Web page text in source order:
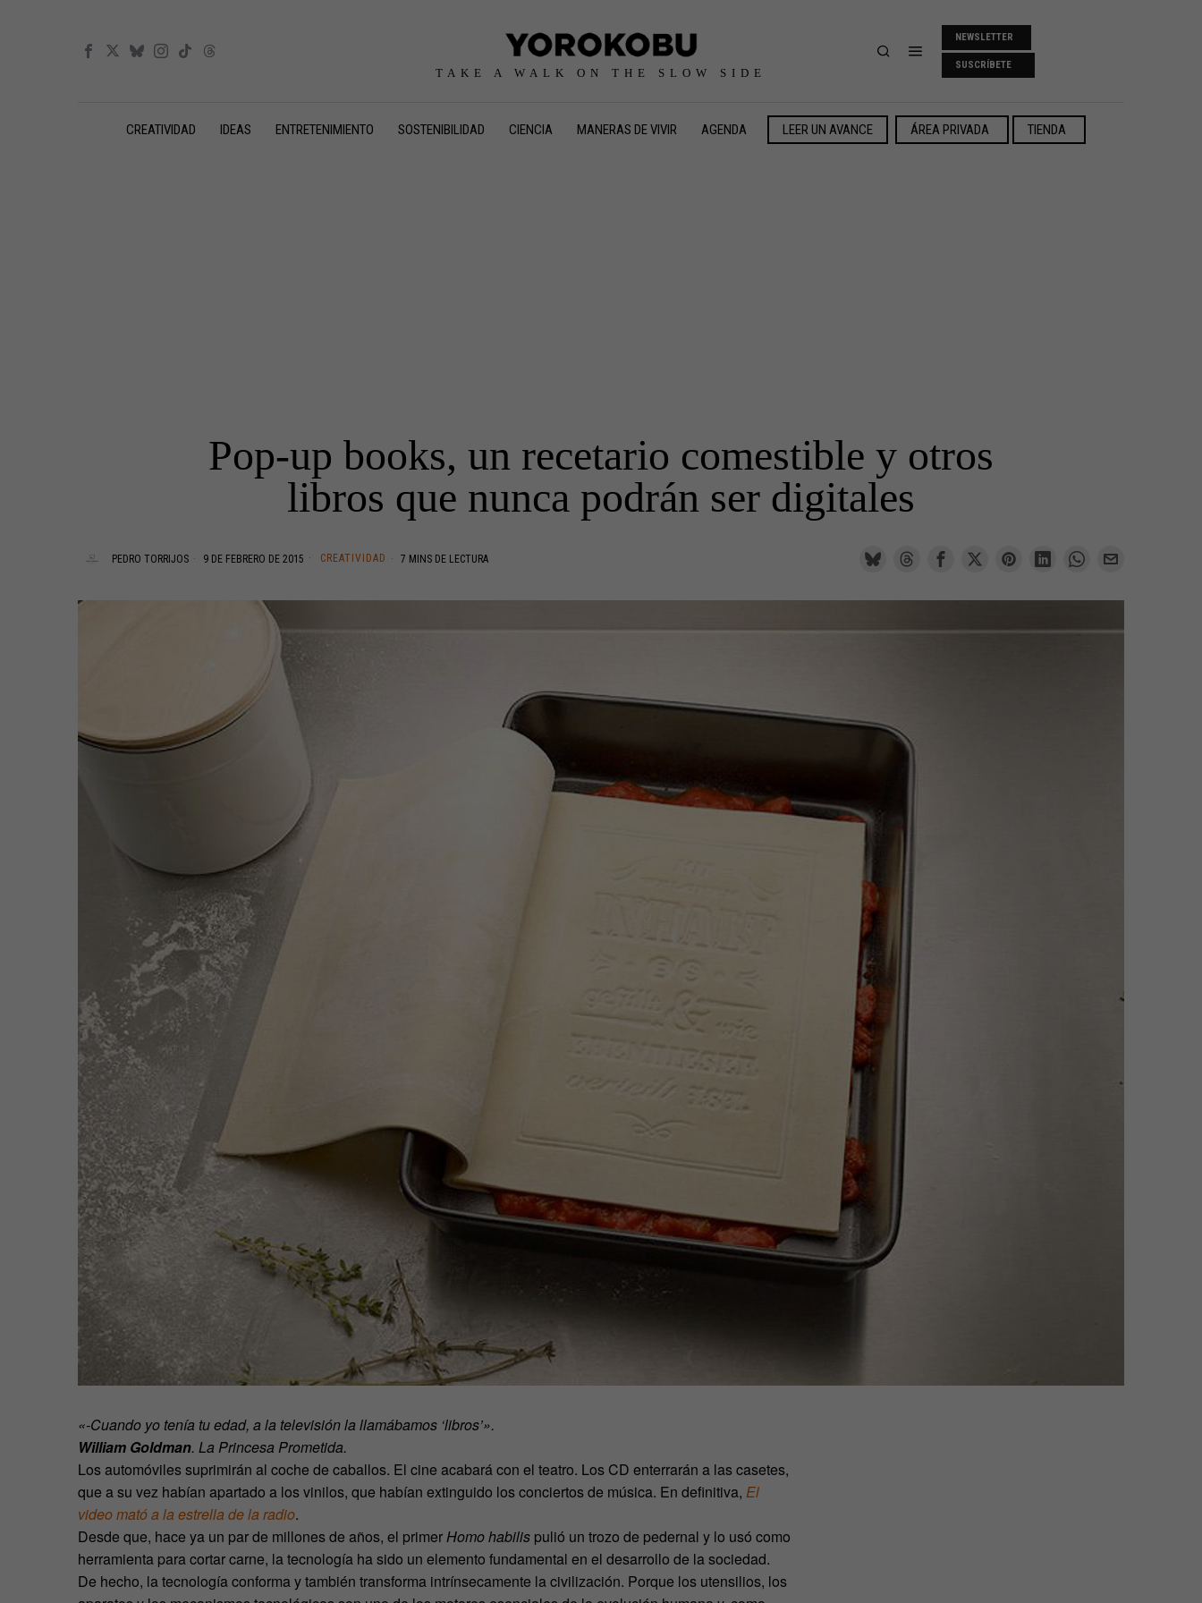
TAKE A WALK ON THE SLOW SIDE
NEWSLETTER
SUSCRÍBETE
CREATIVIDAD IDEAS ENTRETENIMIENTO SOSTENIBILIDAD CIENCIA MANERAS DE VIVIR AGENDA LEER UN AVANCE ÁREA PRIVADA TIENDA
Pop-up books, un recetario comestible y otros
libros que nunca podrán ser digitales
PEDRO TORRIJOS 9 DE FEBRERO DE 2015 CREATIVIDAD 7 MINS DE LECTURA
«-Cuando yo tenía tu edad, a la televisión la llamábamos ‘libros’».
William Goldman. La Princesa Prometida.
Los automóviles suprimirán al coche de caballos. El cine acabará con el teatro. Los CD enterrarán a las casetes,
que a su vez habían apartado a los vinilos, que habían extinguido los conciertos de música. En definitiva, El
video mató a la estrella de la radio.
Desde que, hace ya un par de millones de años, el primerHomo habilis pulió un trozo de pedernal y lo usó como
herramienta para cortar carne, la tecnología ha sido un elemento fundamental en el desarrollo de la sociedad.
De hecho, la tecnología conforma y también transforma intrínsecamente la civilización. Porque los utensilios, los